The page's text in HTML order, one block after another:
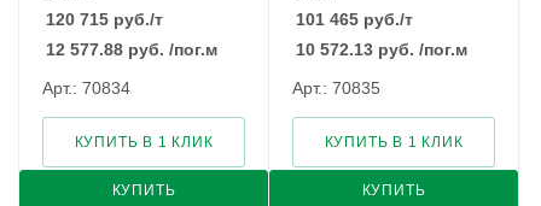
120 715 руб./т
12 577.88 руб. /пог.м
Арт.: 70834
КУПИТЬ
КУПИТЬ В 1 КЛИК
101 465 руб./т
10 572.13 руб. /пог.м
Арт.: 70835
КУПИТЬ
КУПИТЬ В 1 КЛИК